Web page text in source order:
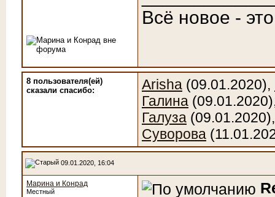
Всё новое -
8 пользователя(ей)
сказали cпасибо:
Arisha (09.01.2020),
Галина
Галуза
Суворова
09.01.2020, 16:04
Марина и Конрад
Местный